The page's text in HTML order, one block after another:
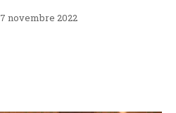
7 novembre 2022